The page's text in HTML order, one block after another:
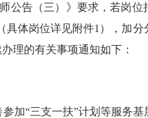
公告（三）》要求，若岗位
体岗位详见附件1），加分
理的有关事项通知如下：
加“三支一扶”计划等服务